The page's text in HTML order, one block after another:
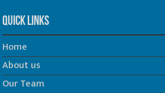
Quick Links
Home
About us
Our Team